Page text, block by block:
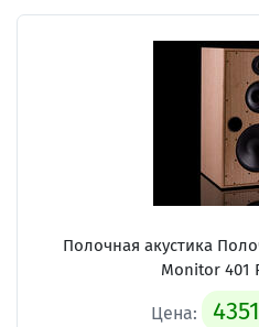
Полочная акустика
Monitor 401
Цена: